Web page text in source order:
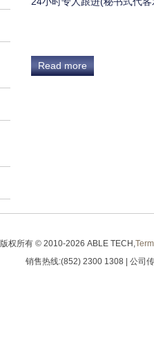
Read more
版权所有 © 2010-2026 ABLE TECH,
销售热线:(852) 2300 1308 | 公司